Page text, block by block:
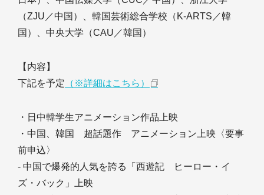
（ZJU／中国）、韓国芸術総合学校（K-ARTS／韓
国）、中央大学（CAU／韓国）
【内容】
下記を予定 （※詳細はこちら）
・日中韓学生アニメーション作品上映
・中国、韓国 超話題作 アニメーション上映〈要事
前申込〉
- 中国で爆発的人気を誇る「西遊記 ヒーロー・イ
ズ・バック」上映